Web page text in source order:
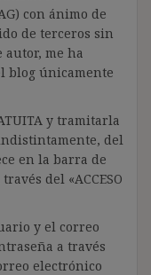
con ánimo de
de terceros sin
me ha
blog únicamente
y tramitarla
del
en la barra de
del «ACCESO
y el correo
a través
electrónico